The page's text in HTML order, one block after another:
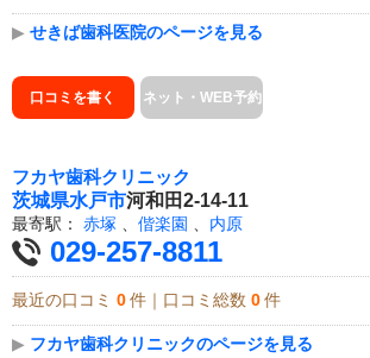
▶ せきば歯科医院のページを見る
口コミを書く ネット・WEB予約
フカヤ歯科クリニック
茨城県水戸市河和田2-14-11
最寄駅： 赤塚 偕楽園 内原
029-257-8811
最近の口コミ 0 件｜口コミ総数 0 件
▶ フカヤ歯科クリニックのページを見る